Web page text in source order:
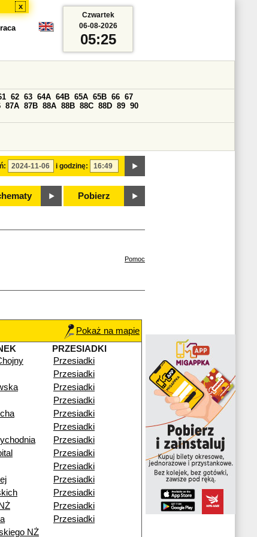
x
i godzinę:
62 63 64A 64B 65A 65B 66 67
87A 87B 88A 88B 88C 88D 89 90
Pobierz
Czwartek
06-08-2026
05:25
Pomoc
Pokaż na mapie
PRZESIADKI
Przesiadki
Przesiadki
Przesiadki
Przesiadki
Przesiadki
Przesiadki
Przesiadki
Przesiadki
Przesiadki
Przesiadki
Przesiadki
Przesiadki
Przesiadki
NŻ